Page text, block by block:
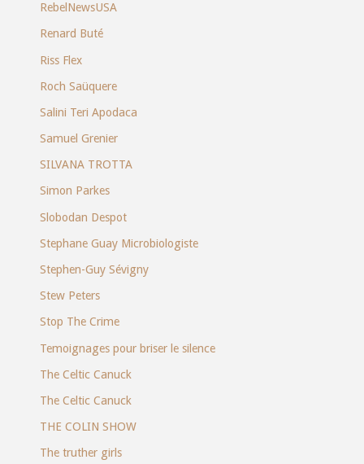
RebelNewsUSA
Renard Buté
Riss Flex
Roch Saüquere
Salini Teri Apodaca
Samuel Grenier
SILVANA TROTTA
Simon Parkes
Slobodan Despot
Stephane Guay Microbiologiste
Stephen-Guy Sévigny
Stew Peters
Stop The Crime
Temoignages pour briser le silence
The Celtic Canuck
The Celtic Canuck
THE COLIN SHOW
The truther girls